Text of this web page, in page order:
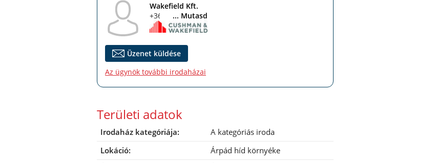
Wakefield Kft.
+36 1 268 1288
... Mutasd
Üzenet küldése
Az ügynök további irodaházai
Területi adatok
Irodaház kategóriája:
A kategóriás iroda
Lokáció:
Árpád híd környéke